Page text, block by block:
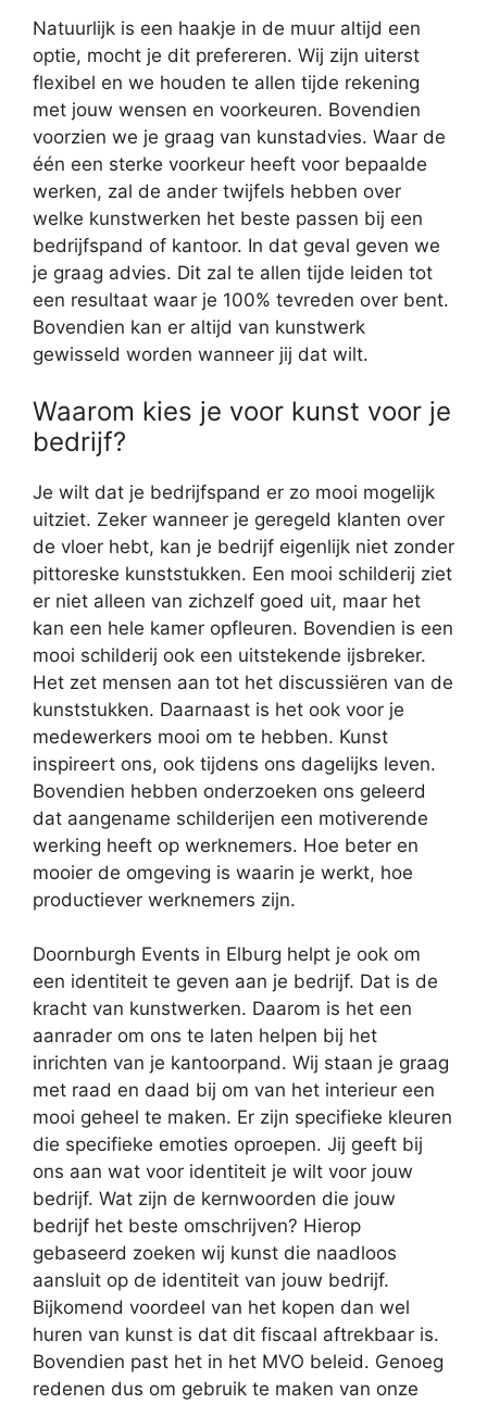
Natuurlijk is een haakje in de muur altijd een
optie, mocht je dit prefereren. Wij zijn uiterst
flexibel en we houden te allen tijde rekening
met jouw wensen en voorkeuren. Bovendien
voorzien we je graag van kunstadvies. Waar de
één een sterke voorkeur heeft voor bepaalde
werken, zal de ander twijfels hebben over
welke kunstwerken het beste passen bij een
bedrijfspand of kantoor. In dat geval geven we
je graag advies. Dit zal te allen tijde leiden tot
een resultaat waar je 100% tevreden over bent.
Bovendien kan er altijd van kunstwerk
gewisseld worden wanneer jij dat wilt.
Waarom kies je voor kunst voor je
bedrijf?
Je wilt dat je bedrijfspand er zo mooi mogelijk
uitziet. Zeker wanneer je geregeld klanten over
de vloer hebt, kan je bedrijf eigenlijk niet zonder
pittoreske kunststukken. Een mooi schilderij ziet
er niet alleen van zichzelf goed uit, maar het
kan een hele kamer opfleuren. Bovendien is een
mooi schilderij ook een uitstekende ijsbreker.
Het zet mensen aan tot het discussiëren van de
kunststukken. Daarnaast is het ook voor je
medewerkers mooi om te hebben. Kunst
inspireert ons, ook tijdens ons dagelijks leven.
Bovendien hebben onderzoeken ons geleerd
dat aangename schilderijen een motiverende
werking heeft op werknemers. Hoe beter en
mooier de omgeving is waarin je werkt, hoe
productiever werknemers zijn.
Doornburgh Events in Elburg helpt je ook om
een identiteit te geven aan je bedrijf. Dat is de
kracht van kunstwerken. Daarom is het een
aanrader om ons te laten helpen bij het
inrichten van je kantoorpand. Wij staan je graag
met raad en daad bij om van het interieur een
mooi geheel te maken. Er zijn specifieke kleuren
die specifieke emoties oproepen. Jij geeft bij
ons aan wat voor identiteit je wilt voor jouw
bedrijf. Wat zijn de kernwoorden die jouw
bedrijf het beste omschrijven? Hierop
gebaseerd zoeken wij kunst die naadloos
aansluit op de identiteit van jouw bedrijf.
Bijkomend voordeel van het kopen dan wel
huren van kunst is dat dit fiscaal aftrekbaar is.
Bovendien past het in het MVO beleid. Genoeg
redenen dus om gebruik te maken van onze